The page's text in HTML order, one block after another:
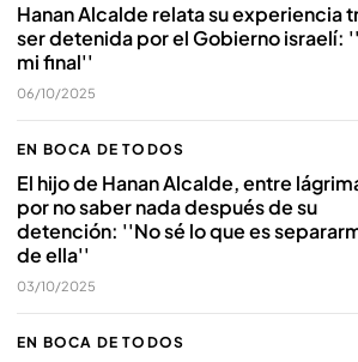
Hanan Alcalde relata su experiencia
ser detenida por el Gobierno israelí:
mi final''
06/10/2025
EN BOCA DE TODOS
El hijo de Hanan Alcalde, entre
por no saber nada después de su
detención: ''No sé lo que es
de ella''
03/10/2025
EN BOCA DE TODOS